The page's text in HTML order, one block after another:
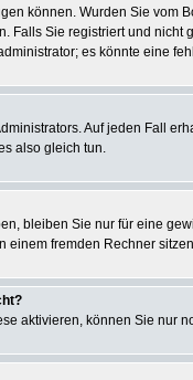
können. Wurden Sie
Falls Sie registriert und
es könnte eine
Auf jeden Fall
also gleich tun.
bleiben Sie nur für eine
fremden Rechner
aktivieren, können Sie nur